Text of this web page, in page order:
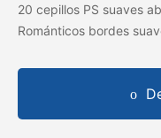
20 cepillos PS suaves
Románticos bordes